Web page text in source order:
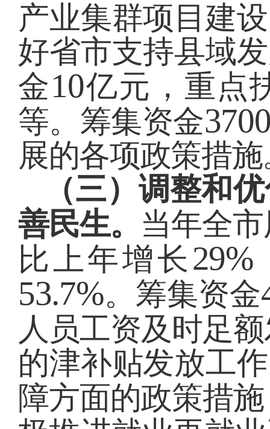
产业集群项目建
好省市支持县域
金10亿元，重点
等。筹集资金
展的各项政策措施
（三）调整和
善民生。 当年全
比上年增长 29%
53.7%。筹集资金
人员工资及时足
的津补贴发放工
障方面的政策措